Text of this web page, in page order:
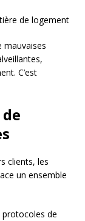
de logement
mauvaises
C’est
clients, les
un ensemble
de